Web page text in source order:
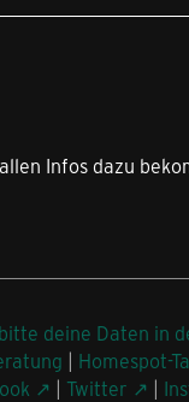
Infos dazu
deine Daten in
| Homespot-
| Twitter |